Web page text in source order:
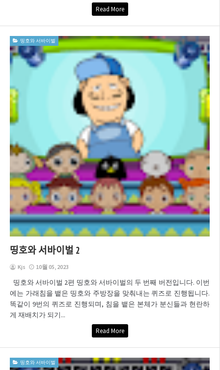
Read More
띵호와 서바이벌
띵호와 서바이벌 2
Kjs 10월 05, 2023
띵호와 서바이벌 2편 띵호와 서바이벌의 두 번째 버전입니다. 이번
에는 가래침을 뱉은 띵호와 주방장을 맞춰내는 퀴즈로 진행됩니다.
똑같이 9번의 퀴즈로 진행되며, 침을 뱉은 본체가 분신들과 현란하
게 재배치가 되기...
Read More
띵호와 서바이벌